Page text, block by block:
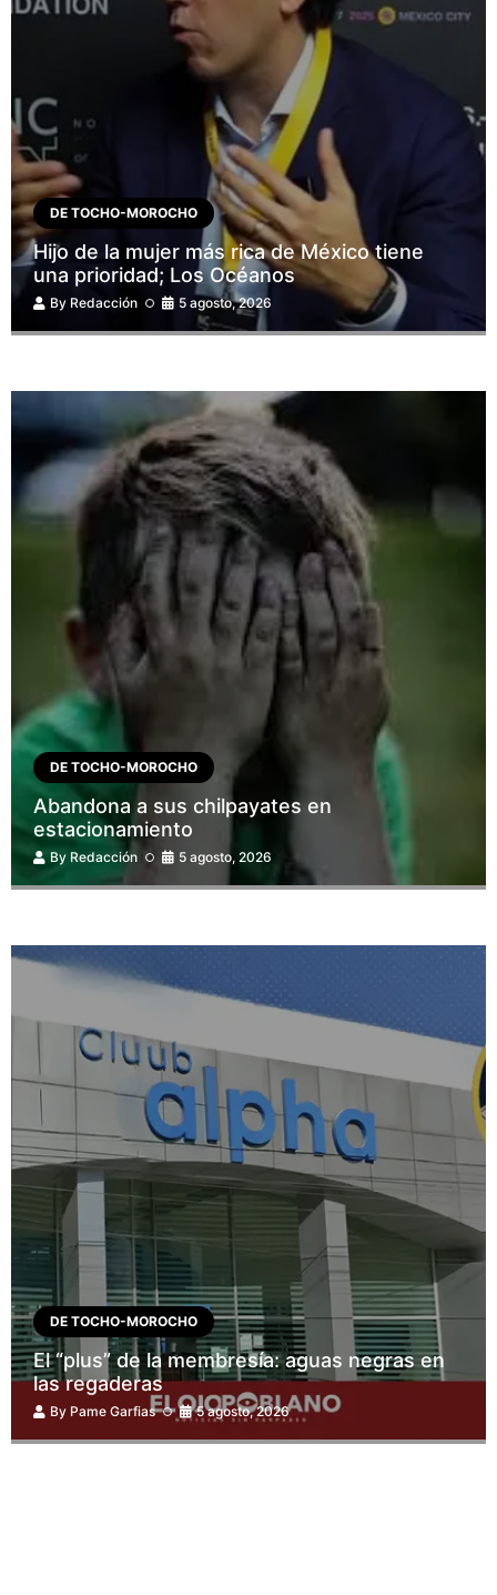
DE TOCHO-MOROCHO
Hijo de la mujer más rica de México tiene
una prioridad; Los Océanos
By Redacción 5 agosto, 2026
DE TOCHO-MOROCHO
Abandona a sus chilpayates en
estacionamiento
By Redacción 5 agosto, 2026
DE TOCHO-MOROCHO
El “plus” de la membresía: aguas negras en
las regaderas
By Pame Garfias 5 agosto, 2026